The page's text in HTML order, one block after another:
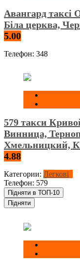
Авангард таксі
Біла церква,
5.00
Телефон: 348
579 такси
Винница,
Хмельницкий,
4.88
Категории: Легкові
Телефон: 579
Підняти в ТОП-10
Підняти